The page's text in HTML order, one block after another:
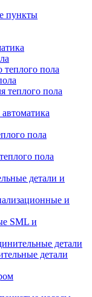
пункты
пола
теплого пола
пола
пола
детали и
и
SML и
детали
детали